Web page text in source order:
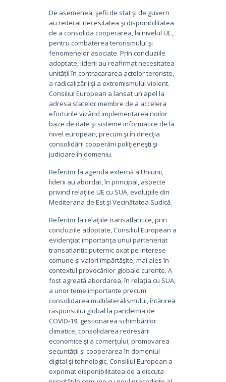
De asemenea, şefii de stat şi de guvern
au reiterat necesitatea şi disponibilitatea
de a consolida cooperarea, la nivelul UE,
pentru combaterea terorismului şi
fenomenelor asociate. Prin concluziile
adoptate, liderii au reafirmat necesitatea
unităţii în contracararea actelor teroriste,
a radicalizării şi a extremismului violent.
Consiliul European a lansat un apel la
adresa statelor membre de a accelera
eforturile vizând implementarea noilor
baze de date şi sisteme informatice de la
nivel european, precum şi în direcţia
consolidării cooperării poliţieneşti şi
judiciare în domeniu.
Referitor la agenda externă a Uniunii,
liderii au abordat, în principal, aspecte
privind relaţiile UE cu SUA, evoluţiile din
Mediterana de Est şi Vecinătatea Sudică.
Referitor la relaţiile transatlantice, prin
concluziile adoptate, Consiliul European a
evidenţiat importanţa unui parteneriat
transatlantic puternic axat pe interese
comune şi valori împărtăşite, mai ales în
contextul provocărilor globale curente. A
fost agreată abordarea, în relaţia cu SUA,
a unor teme importante precum
consolidarea multilateralismului, întărirea
răspunsului global la pandemia de
COVID-19, gestionarea schimbărilor
climatice, consolidarea redresării
economice şi a comerţului, promovarea
securităţii şi cooperarea în domeniul
digital şi tehnologic. Consiliul European a
exprimat disponibilitatea de a discuta